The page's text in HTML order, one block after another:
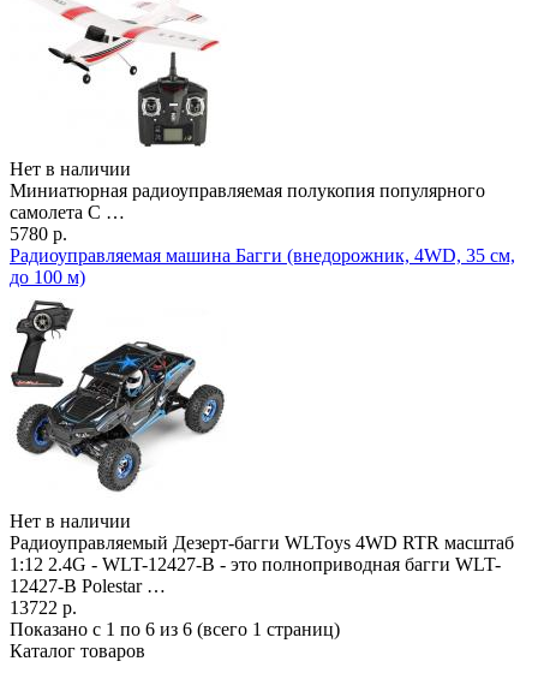
Нет в наличии
Миниатюрная радиоуправляемая полукопия популярного
самолета C …
5780 р.
Радиоуправляемая машина Багги (внедорожник, 4WD, 35 см,
до 100 м)
Нет в наличии
Радиоуправляемый Дезерт-багги WLToys 4WD RTR масштаб
1:12 2.4G - WLT-12427-B - это полноприводная багги WLT-
12427-B Polestar …
13722 р.
Показано с 1 по 6 из 6 (всего 1 страниц)
Каталог товаров